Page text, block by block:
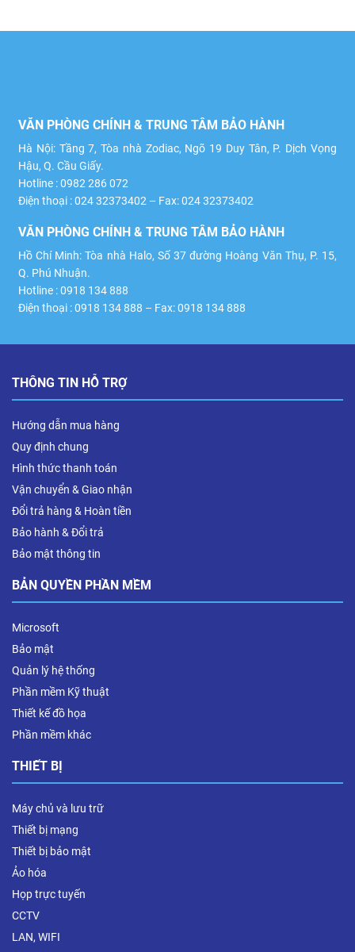
VĂN PHÒNG CHÍNH & TRUNG TÂM BẢO HÀNH
Hà Nội: Tầng 7, Tòa nhà Zodiac, Ngõ 19 Duy Tân, P. Dịch Vọng
Hậu, Q. Cầu Giấy.
Hotline : 0982 286 072
Điện thoại : 024 32373402 – Fax: 024 32373402
VĂN PHÒNG CHÍNH & TRUNG TÂM BẢO HÀNH
Hồ Chí Minh: Tòa nhà Halo, Số 37 đường Hoàng Văn Thụ, P. 15,
Q. Phú Nhuận.
Hotline : 0918 134 888
Điện thoại : 0918 134 888 – Fax: 0918 134 888
THÔNG TIN HỖ TRỢ
Hướng dẫn mua hàng
Quy định chung
Hình thức thanh toán
Vận chuyển & Giao nhận
Đổi trả hàng & Hoàn tiền
Bảo hành & Đổi trả
Bảo mật thông tin
BẢN QUYỀN PHẦN MỀM
Microsoft
Bảo mật
Quản lý hệ thống
Phần mềm Kỹ thuật
Thiết kế đồ họa
Phần mềm khác
THIẾT BỊ
Máy chủ và lưu trữ
Thiết bị mạng
Thiết bị bảo mật
Ảo hóa
Họp trực tuyến
CCTV
LAN, WIFI